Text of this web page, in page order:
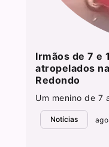
Irmãos de 7 e
atropelados
Redondo
Um menino de 7
Notícias